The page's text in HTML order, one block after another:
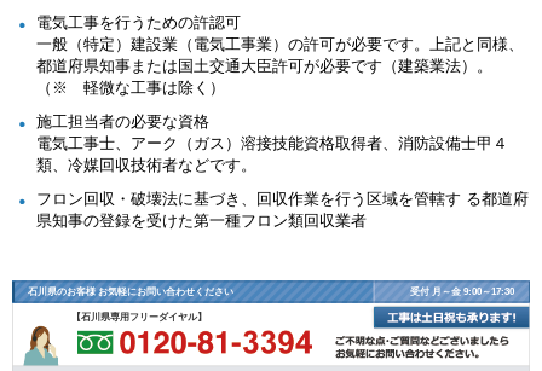
電気工事を行うための許認可
一般（特定）建設業（電気工事業）の許可が必要です。上記と同様、
都道府県知事または国土交通大臣許可が必要です（建築業法）。
（※ 軽微な工事は除く）
施工担当者の必要な資格
電気工事士、アーク（ガス）溶接技能資格取得者、消防設備士甲４
類、冷媒回収技術者などです。
フロン回収・破壊法に基づき、回収作業を行う区域を管轄す る都道府
県知事の登録を受けた第一種フロン類回収業者
石川県のお客様 お気軽にお問い合わせください 受付 月～金 9:00～17:30
【石川県専用フリーダイヤル】